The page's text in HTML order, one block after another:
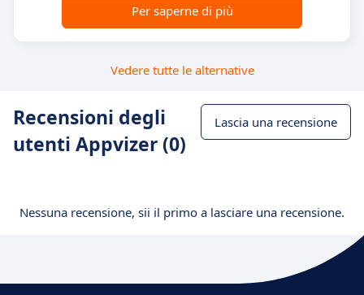
Per saperne di più
Vedere tutte le alternative
Recensioni degli
utenti Appvizer (0)
Lascia una recensione
Nessuna recensione, sii il primo a lasciare una recensione.